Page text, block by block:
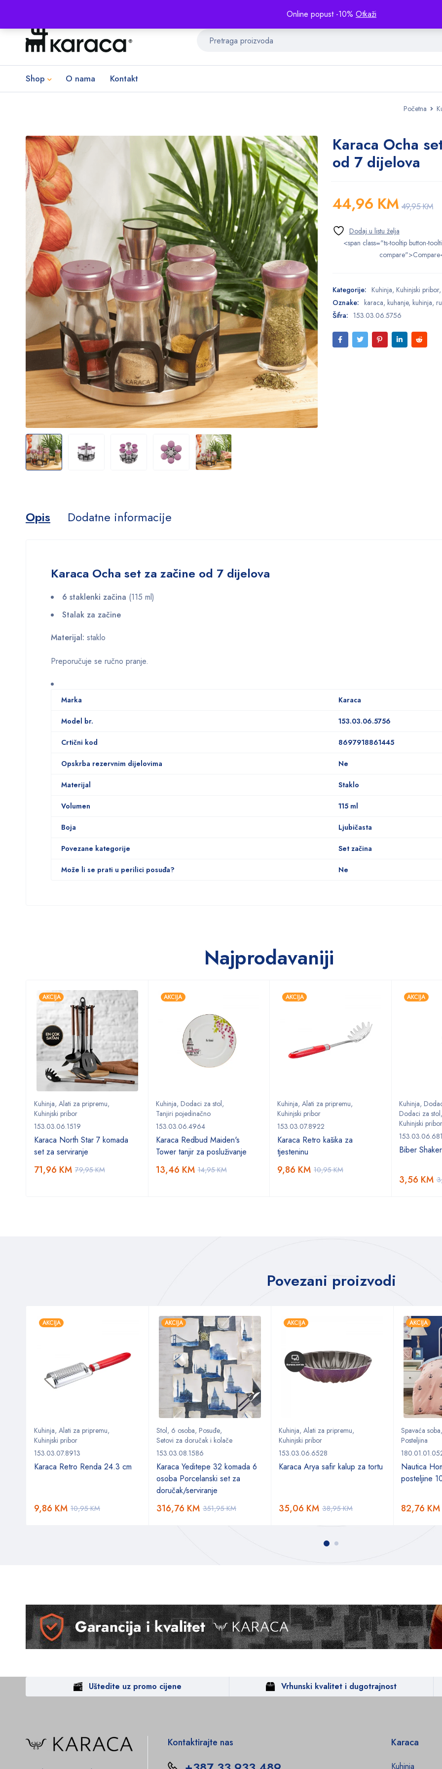
Online popust -10% Otkaži
Shop O nama Kontakt
Početna
Karaca Ocha
od 7 dijelova
49,95KM
44,96 KM
<span class="ts-tooltip button-
Kategorije: Kuhinja, Kuhinjski pribor,
Oznake: karaca, kuhanje, kuhinja,
Šifra: 153.03.06.5756
Opis Dodatne informacije
Karaca Ocha set za začine od 7 dijelova
6 staklenki začina (115 ml)
Stalak za začine
Materijal: staklo
Preporučuje se ručno pranje.
Marka Karaca
Model br. 153.03.06.5756
Crtični kod 8697918861445
Opskrba rezervnim dijelovima Ne
Materijal Staklo
Volumen 115 ml
Boja Ljubičasta
Povezane kategorije Set začina
Može li se prati u perilici posuđa? Ne
Najprodavaniji
AKCIJA
Kuhinja, Alati za pripremu,
Kuhinjski pribor
153.03.06.1519
Karaca North Star 7 komada
set za serviranje
79,95KM
71,96 KM
AKCIJA
Kuhinja, Dodaci za stol,
Tanjiri pojedinačno
153.03.06.4964
Karaca Redbud Maiden's
Tower tanjir za posluživanje
14,95KM
13,46 KM
AKCIJA
Kuhinja, Alati za pripremu,
Kuhinjski pribor
153.03.07.8922
Karaca Retro kašika za
tjesteninu
10,95KM
9,86 KM
AKCIJA
Kuhinja,
Dodaci za stol,
Kuhinjski pribor
Biber
3,56 KM
Povezani proizvodi
AKCIJA
Kuhinja, Alati za pripremu,
Kuhinjski pribor
153.03.07.8913
Karaca Retro Renda 24.3 cm
10,95KM
9,86 KM
AKCIJA
Stol, 6 osoba, Posuđe,
Setovi za doručak i kolače
153.03.08.1586
Karaca Yeditepe 32 komada 6
osoba Porcelanski set za
doručak/serviranje
351,95KM
316,76 KM
AKCIJA
Kuhinja, Alati za pripremu,
Kuhinjski pribor
153.03.06.6528
Karaca Arya safir kalup za tortu
38,95KM
35,06 KM
AKCIJA
Spavaća soba,
Posteljina
Nautica
posteljine
82,76 KM
Uštedite uz promo cijene Vrhunski kvalitet i dugotrajnost
Kontaktirajte nas Karaca
Kuhinja